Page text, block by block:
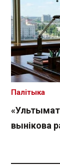
вынікова
Палітыка